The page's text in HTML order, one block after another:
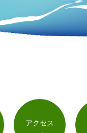
アクセス